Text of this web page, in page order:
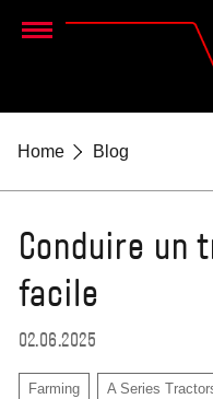
Menu
Home Blog
Conduire un
facile
02.06.2025
Farming A Series